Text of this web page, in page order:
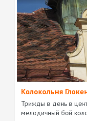
Колокольня
Трижды в день в
мелодичный бой